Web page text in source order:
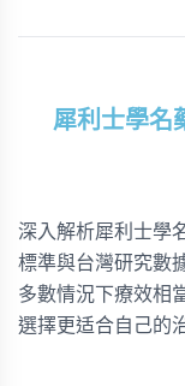
犀利士學名
深入解析犀利士學
標準與台灣研究數
多數情況下療效相
選擇更适合自己的